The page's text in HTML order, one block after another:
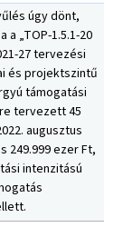
úgy dönt,
„TOP-1.5.1-20
27 tervezési
és projektszintű
támogatási
tervezett 45
augusztus
249.999 ezer Ft,
intenzitású